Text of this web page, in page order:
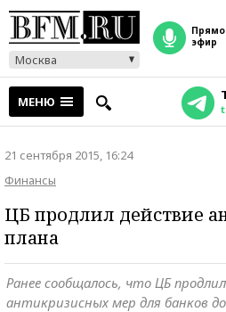
Москва
прямой
эфир
МЕНЮ
21 сентября 2015, 16:24
Финансы
ЦБ продлил действие
плана
Ранее сообщалось, что ЦБ
антикризисных мер для банков